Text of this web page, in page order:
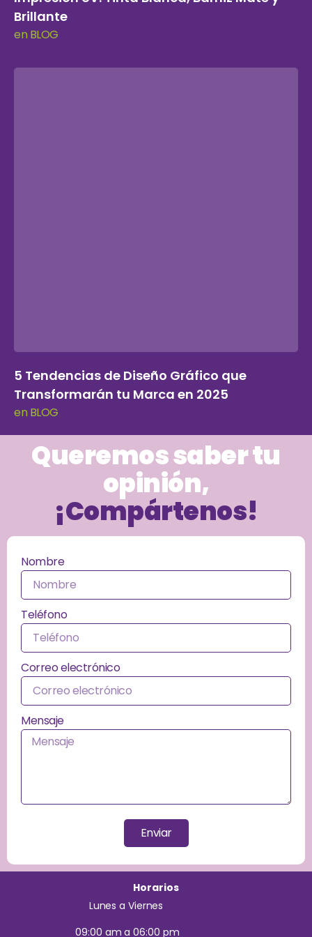
Brillante
en BLOG
5 Tendencias de Diseño Gráfico que
Transformarán tu Marca en 2025
en BLOG
Queremos saber tu
opinión,
¡Compártenos!
Nombre
Teléfono
Correo electrónico
Mensaje
Enviar
Horarios
Lunes a Viernes
09:00 am a 06:00 pm